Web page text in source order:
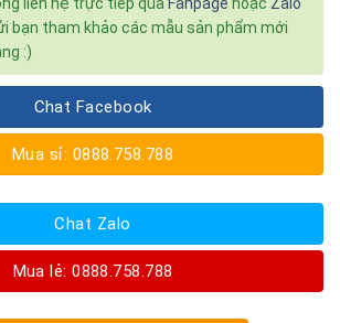
bạn tham khảo các mẫu sản phẩm mới
:)
Chat Facebook
Mua sỉ: 0888.758.788
Chat Zalo
Mua lẻ: 0888.758.788